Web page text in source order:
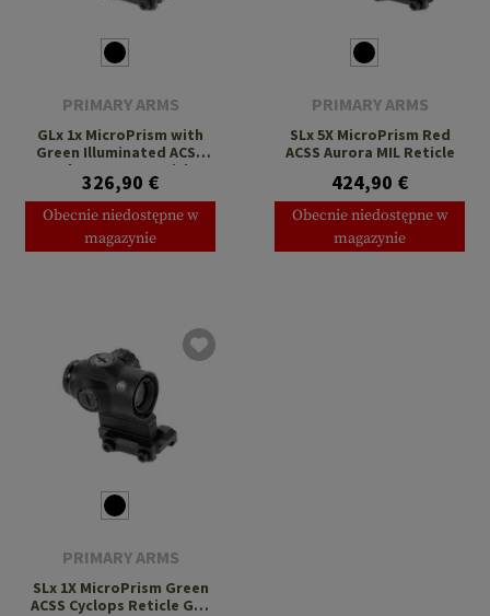
PRIMARY ARMS
GLx 1x MicroPrism with
Green Illuminated ACSS
Cyclops Gen 3 Reticle
326,90 €
Obecnie niedostępne w
magazynie
PRIMARY ARMS
SLx 5X MicroPrism Red
ACSS Aurora MIL Reticle
424,90 €
Obecnie niedostępne w
magazynie
PRIMARY ARMS
SLx 1X MicroPrism Green
ACSS Cyclops Reticle Gen